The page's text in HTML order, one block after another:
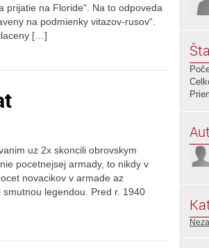
prijatie na Floride“. Na to odpoveda
na podmienky vitazov-rusov“.
[…]
uz 2x skoncili obrovskym
pocetnejsej armady, to nikdy v
novacikov v armade az
legendou. Pred r. 1940